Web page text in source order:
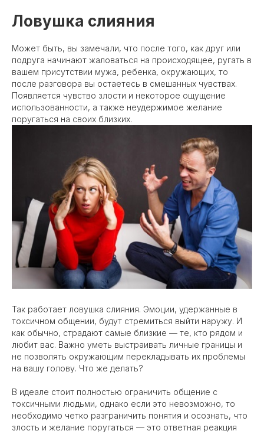
Ловушка слияния
Может быть, вы замечали, что после того, как друг или
подруга начинают жаловаться на происходящее, ругать в
вашем присутствии мужа, ребенка, окружающих, то
после разговора вы остаетесь в смешанных чувствах.
Появляется чувство злости и некоторое ощущение
использованности, а также неудержимое желание
поругаться на своих близких.
Так работает ловушка слияния. Эмоции, удержанные в
токсичном общении, будут стремиться выйти наружу. И
как обычно, страдают самые близкие — те, кто рядом и
любит вас. Важно уметь выстраивать личные границы и
не позволять окружающим перекладывать их проблемы
на вашу голову. Что же делать?
В идеале стоит полностью ограничить общение с
токсичными людьми, однако если это невозможно, то
необходимо четко разграничить понятия и осознать, что
злость и желание поругаться — это ответная реакция